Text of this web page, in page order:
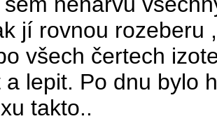
jí rovnou rozeberu
všech čertech
a lepit. Po dnu bylo
takto..